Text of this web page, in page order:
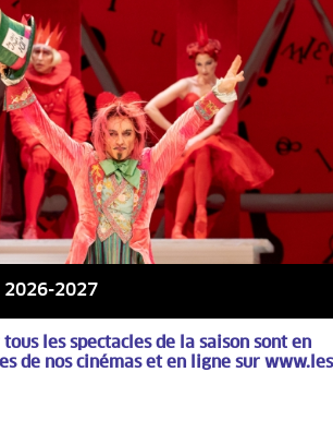
2026-2027
les spectacles de la saison sont en
de nos cinémas et en ligne sur